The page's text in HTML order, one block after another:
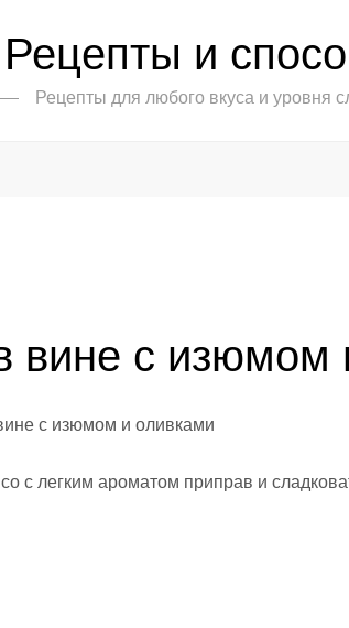
Рецепты и
Рецепты для любого вкуса и
вине с изюмом
с легким ароматом приправ и